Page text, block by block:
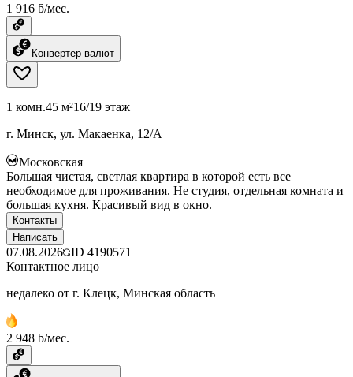
1 916 ƃ/мес.
Конвертер валют
1 комн.45 м²16/19 этаж
г. Минск, ул. Макаенка, 12/А
Московская
Большая чистая, светлая квартира в которой есть все
необходимое для проживания. Не студия, отдельная комната и
большая кухня. Красивый вид в окно.
Контакты
Написать
07.08.2026 ID 4190571
Контактное лицо
недалеко от г. Клецк, Минская область
2 948 ƃ/мес.